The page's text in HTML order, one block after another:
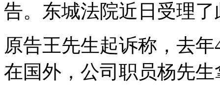
告。东城法院近日受理了
原告王先生起诉称，去
在国外，公司职员杨先